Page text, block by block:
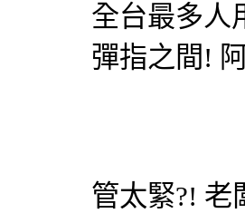
全台最多人
彈指之間!
管太緊?! 老